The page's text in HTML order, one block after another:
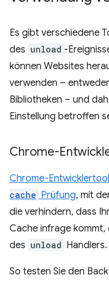
Es gibt verschiedene
des unload -
können Websites
verwenden –
Bibliotheken – und
Einstellung betroffen
Chrome-
Chrome-
cache Prüfung, mit
die verhindern, dass
Cache infrage kommt,
des unload Handlers.
So testen Sie den